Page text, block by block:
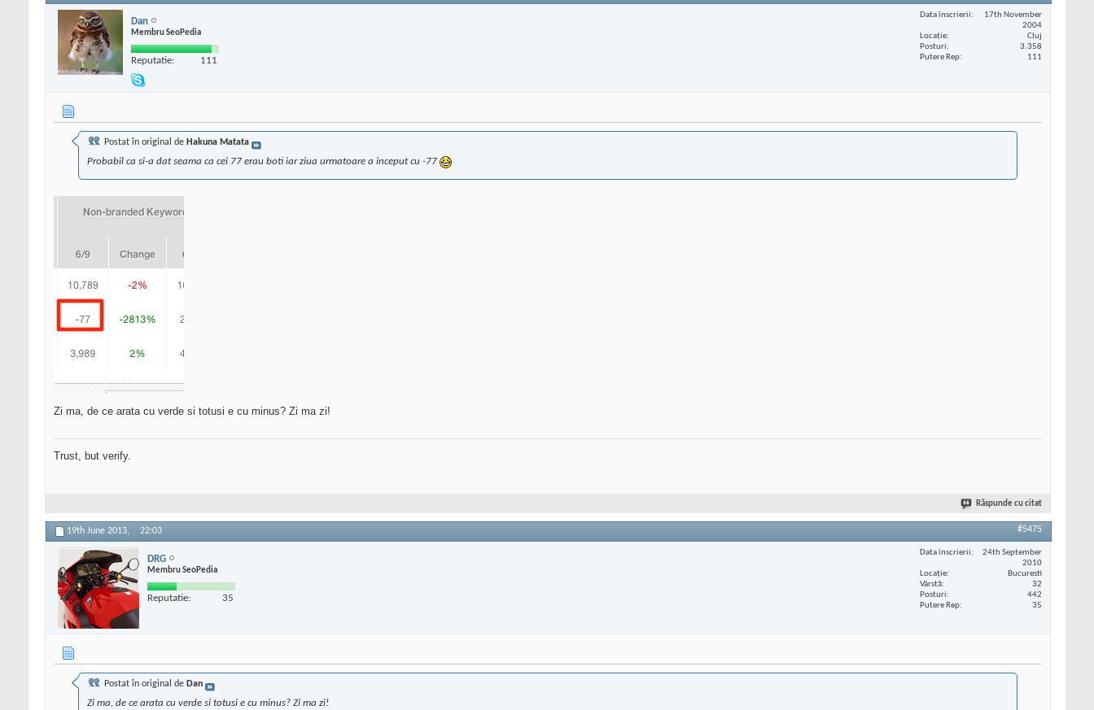
Dan
Membru SeoPedia
Reputatie: 111
Data înscrierii
17th November
2004
Locaţie
Cluj
Posturi
3.358
Putere Rep
111
Postat în original de Hakuna Matata
Probabil ca si-a dat seama ca cei 77 erau boti iar ziua urmatoare a inceput cu -77
Zi ma, de ce arata cu verde si totusi e cu minus? Zi ma zi!
Trust, but verify.
Răspunde cu citat
19th June 2013, 22:03 #5475
DRG
Membru SeoPedia
Reputatie: 35
Data înscrierii
24th September
2010
Locaţie
Bucuresti
Vârstă
32
Posturi
442
Putere Rep
35
Postat în original de Dan
Zi ma, de ce arata cu verde si totusi e cu minus? Zi ma zi!